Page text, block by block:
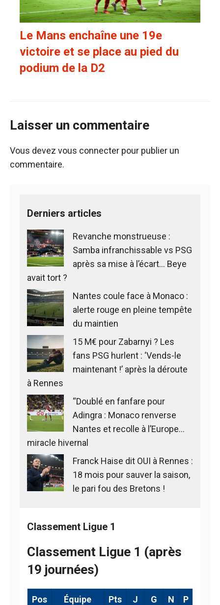
Le Mans enchaîne une 19e
victoire et se place au pied du
podium de la D2
Laisser un commentaire
Vous devez vous connecter pour publier un
commentaire.
Derniers articles
Revanche monstrueuse :
Samba infranchissable vs PSG
après sa mise à l’écart… Beye
avait tort ?
Nantes coule face à Monaco :
alerte rouge en pleine tempête
du maintien
15 M€ pour Zabarnyi ? Les
fans PSG hurlent : ‘Vends-le
maintenant !’ après la déroute
à Rennes
“Doublé en fanfare pour
Adingra : Monaco renverse
Nantes et recolle à l’Europe…
miracle hivernal
Franck Haise dit OUI à Rennes :
18 mois pour sauver la saison,
le pari fou des Bretons !
Classement Ligue 1
Classement Ligue 1 (après
19 journées)
Pos Équipe Pts J G N P